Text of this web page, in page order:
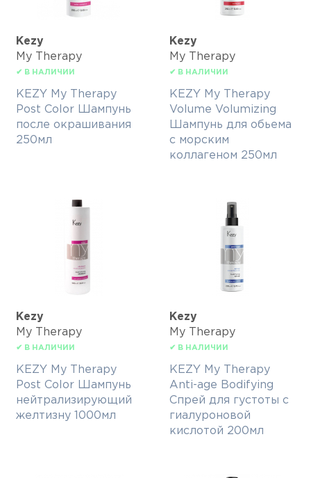
Kezy
My Therapy
✔ В НАЛИЧИИ
KEZY My Therapy
Post Color Шампунь
после окрашивания
250мл
Kezy
My Therapy
✔ В НАЛИЧИИ
KEZY My Therapy
Volume Volumizing
Шампунь для обьема
с морским
коллагеном 250мл
Kezy
My Therapy
✔ В НАЛИЧИИ
KEZY My Therapy
Post Color Шампунь
нейтрализирующий
желтизну 1000мл
Kezy
My Therapy
✔ В НАЛИЧИИ
KEZY My Therapy
Anti-age Bodifying
Спрей для густоты с
гиалуроновой
кислотой 200мл